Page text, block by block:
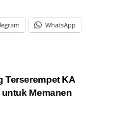
WhatsApp
Terserempet KA
Memanen